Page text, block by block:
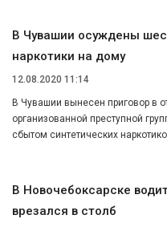
В Чувашии осуждены
наркотики на дому
12.08.2020 11:14
В Чувашии вынесен приговор в
организованной преступной
сбытом синтетических
В Новочебоксарске
врезался в столб